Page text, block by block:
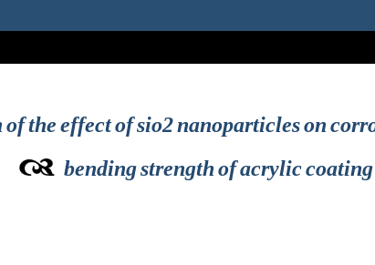
the effect of sio2 nanoparticles on
bending strength of acrylic